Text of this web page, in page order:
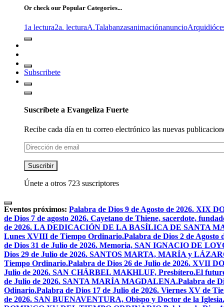
Or check our Popular Categories...
1a lectura2a. lecturaA.Talabanzasanimaciónanuncio
Subscribete
Suscríbete a Evangeliza Fuerte
Recibe cada día en tu correo electrónico las nuevas
Dirección
de
email
Suscribir
Únete a otros 723 suscriptores
Eventos próximos: Palabra de Dios 9 de Agosto de 2026. XIX
de Dios 7 de agosto 2026. Cayetano de Thiene, sacerdote,
de 2026. LA DEDICACIÓN DE LA BASÍLICA DE SANTA
Lunes XVIII de Tiempo Ordinario.Palabra de Dios 2 de
de Dios 31 de Julio de 2026. Memoria, SAN IGNACIO DE
Dios 29 de Julio de 2026. SANTOS MARTA, MARÍA y
Tiempo Ordinario.Palabra de Dios 26 de Julio de 2026. XVII
Julio de 2026. SAN CHÁRBEL MAKHLUF, Presbítero.El
de Julio de 2026. SANTA MARÍA MAGDALENA.Palabra de
Odinario.Palabra de Dios 17 de Julio de 2026. Viernes XV de
de 2026. SAN BUENAVENTURA, Obispo y Doctor de la Iglesia.